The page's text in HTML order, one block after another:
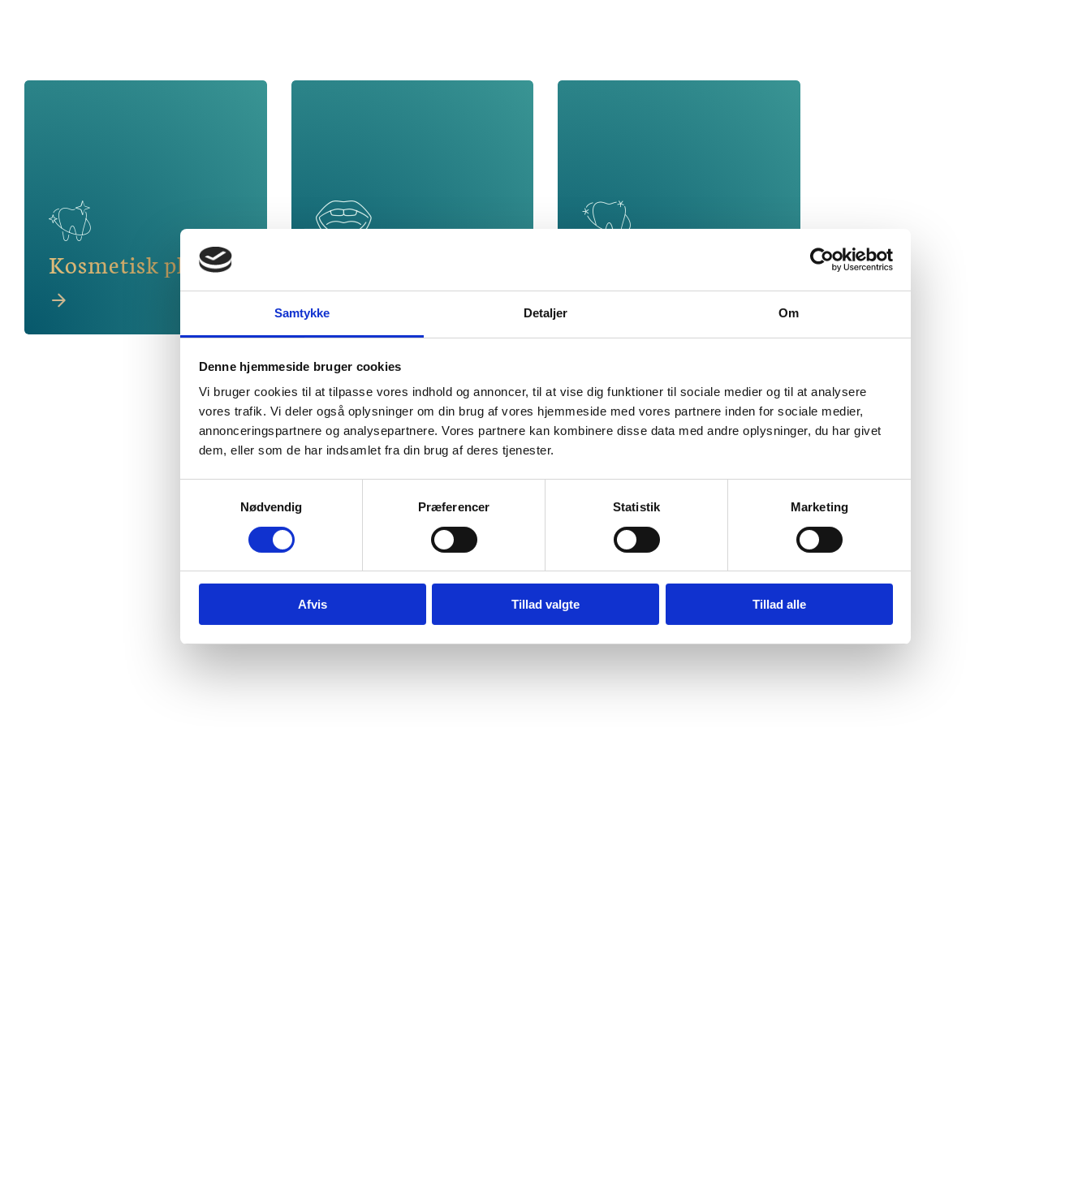
Samtykke Detaljer Om
Denne hjemmeside bruger cookies
Vi bruger cookies til at tilpasse vores indhold og annoncer, til at vise dig funktioner til sociale medier og til at analysere
vores trafik. Vi deler også oplysninger om din brug af vores hjemmeside med vores partnere inden for sociale medier,
annonceringspartnere og analysepartnere. Vores partnere kan kombinere disse data med andre oplysninger, du har givet
dem, eller som de har indsamlet fra din brug af deres tjenester.
Nødvendig
Præferencer Statistik Marketing
Afvis Tillad valgte Tillad alle
Kosmetisk plast